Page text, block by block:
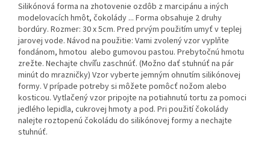
Silikónová forma na zhotovenie ozdôb z marcipánu a iných
modelovacích hmôt, čokolády ... Forma obsahuje 2 druhy
bordúry. Rozmer: 30 x 5cm. Pred prvým použitím umyť v teplej
jarovej vode. Návod na použitie: Vami zvolený vzor vyplňte
fondánom, hmotou alebo gumovou pastou. Prebytočnú hmotu
zrežte. Nechajte chvíľu zaschnúť. (Možno dať stuhnúť na pár
minút do mrazničky) Vzor vyberte jemným ohnutím silikónovej
formy. V prípade potreby si môžete pomôcť nožom alebo
kosticou. Vytlačený vzor pripojte na potiahnutú tortu za pomoci
jedlého lepidla, cukrovej hmoty a pod. Pri použití čokolády
nalejte roztopenú čokoládu do silikónovej formy a nechajte
stuhnúť.